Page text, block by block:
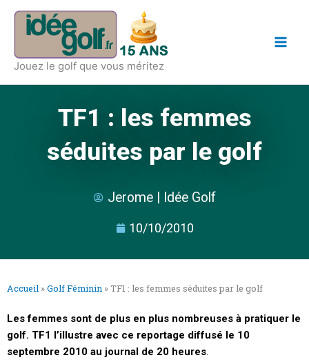
Aller
contenu
Jouez le golf que vous méritez
TF1 : les femmes
séduites par le golf
Jerome | Idée Golf
10/10/2010
Accueil »Golf Féminin »TF1 : les femmes séduites par le golf
Les femmes sont de plus en plus nombreuses à pratiquer le
golf. TF1 l’illustre avec ce reportage diffusé le 10
septembre 2010 au journal de 20 heures.